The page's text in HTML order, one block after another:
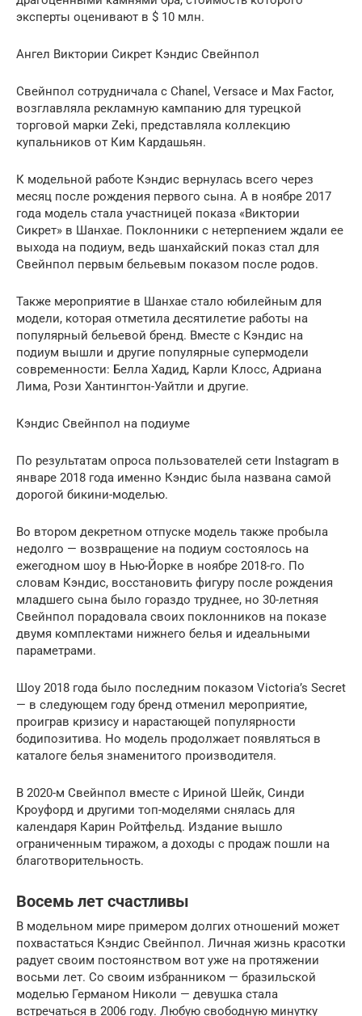
эксперты оценивают в $ 10 млн.
Ангел Виктории Сикрет Кэндис Свейнпол
Свейнпол сотрудничала с Chanel, Versace и Max Factor,
возглавляла рекламную кампанию для турецкой
торговой марки Zeki, представляла коллекцию
купальников от Ким Кардашьян.
К модельной работе Кэндис вернулась всего через
месяц после рождения первого сына. А в ноябре 2017
года модель стала участницей показа «Виктории
Сикрет» в Шанхае. Поклонники с нетерпением ждали ее
выхода на подиум, ведь шанхайский показ стал для
Свейнпол первым бельевым показом после родов.
Также мероприятие в Шанхае стало юбилейным для
модели, которая отметила десятилетие работы на
популярный бельевой бренд. Вместе с Кэндис на
подиум вышли и другие популярные супермодели
современности: Белла Хадид, Карли Клосс, Адриана
Лима, Рози Хантингтон-Уайтли и другие.
Кэндис Свейнпол на подиуме
По результатам опроса пользователей сети Instagram в
январе 2018 года именно Кэндис была названа самой
дорогой бикини-моделью.
Во втором декретном отпуске модель также пробыла
недолго — возвращение на подиум состоялось на
ежегодном шоу в Нью-Йорке в ноябре 2018-го. По
словам Кэндис, восстановить фигуру после рождения
младшего сына было гораздо труднее, но 30-летняя
Свейнпол порадовала своих поклонников на показе
двумя комплектами нижнего белья и идеальными
параметрами.
Шоу 2018 года было последним показом Victoria’s Secret
— в следующем году бренд отменил мероприятие,
проиграв кризису и нарастающей популярности
бодипозитива. Но модель продолжает появляться в
каталоге белья знаменитого производителя.
В 2020-м Свейнпол вместе с Ириной Шейк, Синди
Кроуфорд и другими топ-моделями снялась для
календаря Карин Ройтфельд. Издание вышло
ограниченным тиражом, а доходы с продаж пошли на
благотворительность.
Восемь лет счастливы
В модельном мире примером долгих отношений может
похвастаться Кэндис Свейнпол. Личная жизнь красотки
радует своим постоянством вот уже на протяжении
восьми лет. Со своим избранником — бразильской
моделью Германом Николи — девушка стала
встречаться в 2006 году. Любую свободную минутку